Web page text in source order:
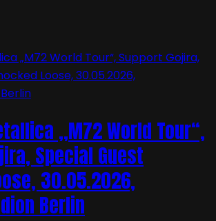
„M72 World Tour“,
Special Guest
30.05.2026,
Berlin